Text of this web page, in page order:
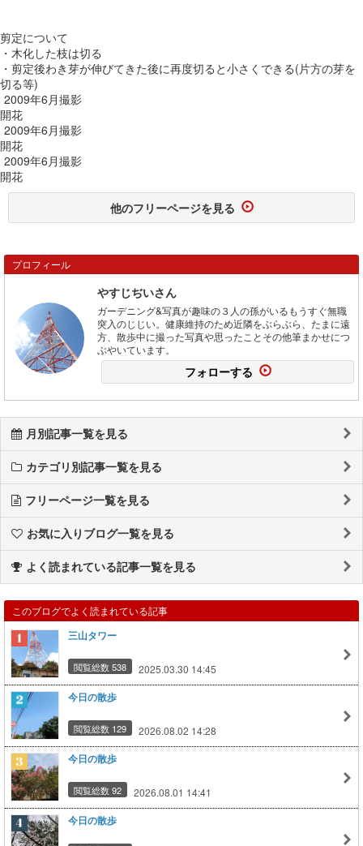
剪定について
・木化した枝は切る
・剪定後わき芽が伸びてきた後に再度切ると小さくできる(片方の芽を
切る等)
2009年6月撮影
開花
2009年6月撮影
開花
2009年6月撮影
開花
他のフリーページを見る
プロフィール
やすじぢいさん
ガーデニング&写真が趣味の３人の孫がいるもうすぐ無職
突入のじじい。健康維持のため近隣をぶらぶら、たまに遠
方、散歩中に撮った写真や思ったことその他筆まかせにつ
ぶやいています。
フォローする
月別記事一覧を見る
カテゴリ別記事一覧を見る
フリーページ一覧を見る
お気に入りブログ一覧を見る
よく読まれている記事一覧を見る
このブログでよく読まれている記事
三山タワー
閲覧総数 538 2025.03.30 14:45
今日の散歩
閲覧総数 129 2026.08.02 14:28
今日の散歩
閲覧総数 92 2026.08.01 14:41
今日の散歩